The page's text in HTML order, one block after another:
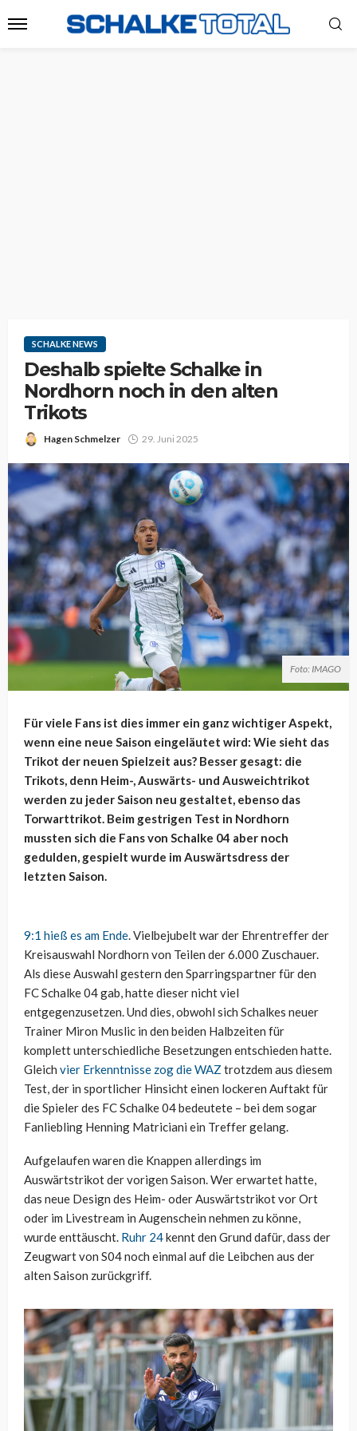
SCHALKE NEWS
Deshalb spielte Schalke in
Nordhorn noch in den alten
Trikots
Hagen Schmelzer 29. Juni 2025
Foto: IMAGO
Für viele Fans ist dies immer ein ganz wichtiger Aspekt,
wenn eine neue Saison eingeläutet wird: Wie sieht das
Trikot der neuen Spielzeit aus? Besser gesagt: die
Trikots, denn Heim-, Auswärts- und Ausweichtrikot
werden zu jeder Saison neu gestaltet, ebenso das
Torwarttrikot. Beim gestrigen Test in Nordhorn
mussten sich die Fans von Schalke 04 aber noch
gedulden, gespielt wurde im Auswärtsdress der
letzten Saison.
9:1 hieß es am Ende. Vielbejubelt war der Ehrentreffer der
Kreisauswahl Nordhorn von Teilen der 6.000 Zuschauer.
Als diese Auswahl gestern den Sparringspartner für den
FC Schalke 04 gab, hatte dieser nicht viel
entgegenzusetzen. Und dies, obwohl sich Schalkes neuer
Trainer Miron Muslic in den beiden Halbzeiten für
komplett unterschiedliche Besetzungen entschieden hatte.
Gleich vier Erkenntnisse zog die WAZ trotzdem aus diesem
Test, der in sportlicher Hinsicht einen lockeren Auftakt für
die Spieler des FC Schalke 04 bedeutete – bei dem sogar
Fanliebling Henning Matriciani ein Treffer gelang.
Aufgelaufen waren die Knappen allerdings im
Auswärtstrikot der vorigen Saison. Wer erwartet hatte,
das neue Design des Heim- oder Auswärtstrikot vor Ort
oder im Livestream in Augenschein nehmen zu könne,
wurde enttäuscht. Ruhr 24kennt den Grund dafür, dass der
Zeugwart von S04 noch einmal auf die Leibchen aus der
alten Saison zurückgriff.